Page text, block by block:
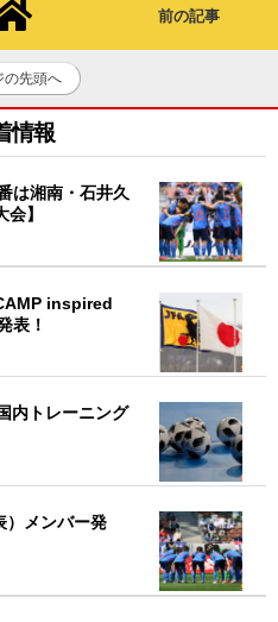
前の記事
の先頭へ
情報
は湘南・石井久
】
inspired
表！
内トレーニング
）メンバー発